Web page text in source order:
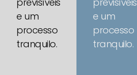
e um
processo
tranquilo.
e um
processo
tranquilo.